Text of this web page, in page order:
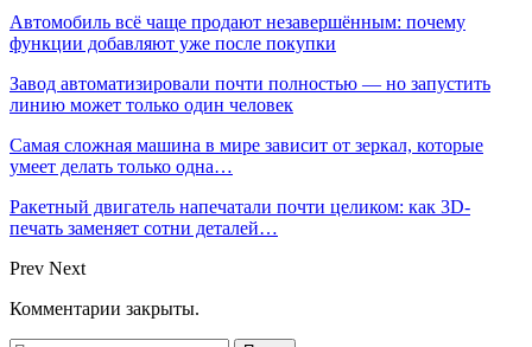
Автомобиль всё чаще продают незавершённым: почему
функции добавляют уже после покупки
Завод автоматизировали почти полностью — но запустить
линию может только один человек
Самая сложная машина в мире зависит от зеркал, которые
умеет делать только одна…
Ракетный двигатель напечатали почти целиком: как 3D-
печать заменяет сотни деталей…
Prev Next
Комментарии закрыты.